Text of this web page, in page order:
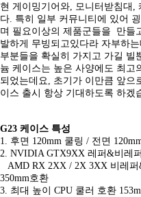
현 게이밍기어와, 모니터받침대,
다. 특히 일부 커뮤니티에 있어
며 필요이상의 제품군들을 만들
발하게 무빙되고있다라 자부하
부분들을 확실히 가지고 가길 빌
늄 케이스는 높은 사양에도 최고
되었는데요, 초기가 이만큼 앞으
이스 출시 항상 기대하도록 하겠
G23 케이스 특성
1. 후면 120mm 쿨링 / 전면
2. NVIDIA GTX9XX 레퍼&비레
AMD RX 2XX / 2X 3XX 비레퍼
350mm호환
3. 최대 높이 CPU 쿨러 호환